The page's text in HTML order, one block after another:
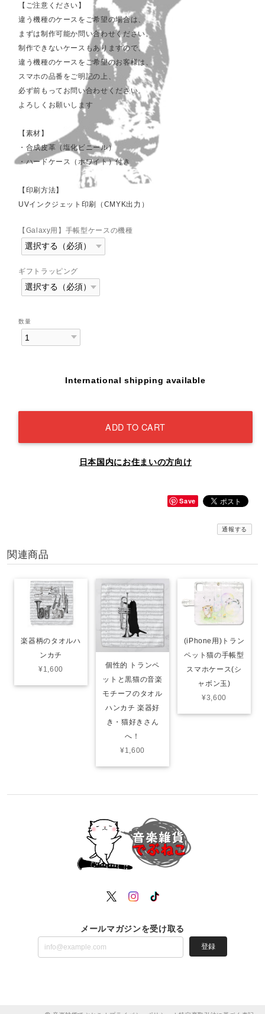
【ご注意ください】
違う機種のケースをご希望の場合は、
まずは制作可能か問い合わせください。
制作できないケースもありますので、
違う機種のケースをご希望のお客様は、
スマホの品番をご明記の上、
必ず前もってお問い合わせください。
よろしくお願いします
【素材】
・合成皮革（塩化ビニール）
・ハードケース（ホワイト）付き
【印刷方法】
UVインクジェット印刷（CMYK出力）
【Galaxy用】手帳型ケースの機種
ギフトラッピング
数量
International shipping available
ADD TO CART
日本国内にお住まいの方向け
Save
通報する
関連商品
楽器柄のタオルハ
ンカチ
¥1,600
個性的 トランペ
ットと黒猫の音楽
モチーフのタオル
ハンカチ‍ 楽器好
き・猫好きさん
へ！
¥1,600
(iPhone用)トラン
ペット猫の手帳型
スマホケース(シ
ャボン玉)
¥3,600
メールマガジンを受け取る
登録